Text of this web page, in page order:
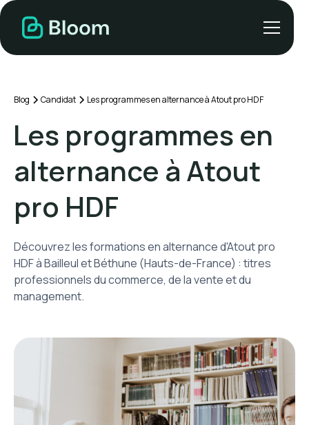
Blog Candidat Les programmes en alternance à Atout pro HDF
Les programmes en
alternance à Atout
pro HDF
Découvrez les formations en alternance d'Atout pro
HDF à Bailleul et Béthune (Hauts-de-France) : titres
professionnels du commerce, de la vente et du
management.